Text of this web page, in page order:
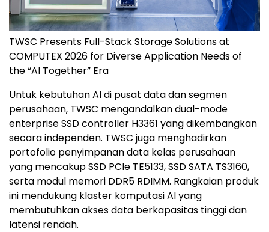
TWSC Presents Full-Stack Storage Solutions at
COMPUTEX 2026 for Diverse Application Needs of
the “AI Together” Era
Untuk kebutuhan AI di pusat data dan segmen
perusahaan, TWSC mengandalkan dual-mode
enterprise SSD controller H3361 yang dikembangkan
secara independen. TWSC juga menghadirkan
portofolio penyimpanan data kelas perusahaan
yang mencakup SSD PCIe TE5133, SSD SATA TS3160,
serta modul memori DDR5 RDIMM. Rangkaian produk
ini mendukung klaster komputasi AI yang
membutuhkan akses data berkapasitas tinggi dan
latensi rendah.